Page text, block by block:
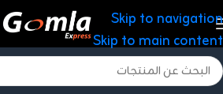
Skip to navigation
Skip to main content